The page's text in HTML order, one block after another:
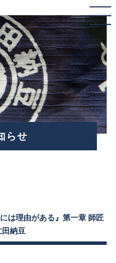
らせ
は理由がある』第一章 師匠
田納豆